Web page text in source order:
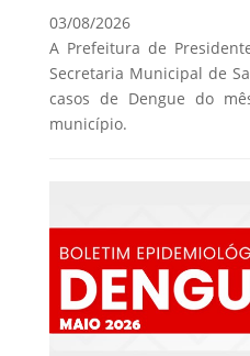
03/08/2026
A Prefeitura de
Secretaria Municipal de
casos de Dengue do
município.